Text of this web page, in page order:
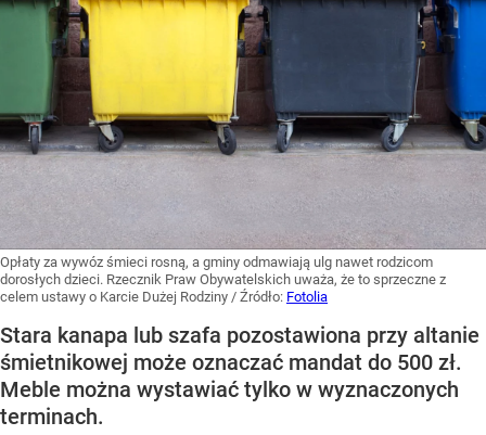
Opłaty za wywóz śmieci rosną, a gminy odmawiają ulg nawet rodzicom
dorosłych dzieci. Rzecznik Praw Obywatelskich uważa, że to sprzeczne z
celem ustawy o Karcie Dużej Rodziny / Źródło: Fotolia
Stara kanapa lub szafa pozostawiona przy altanie
śmietnikowej może oznaczać mandat do 500 zł.
Meble można wystawiać tylko w wyznaczonych
terminach.